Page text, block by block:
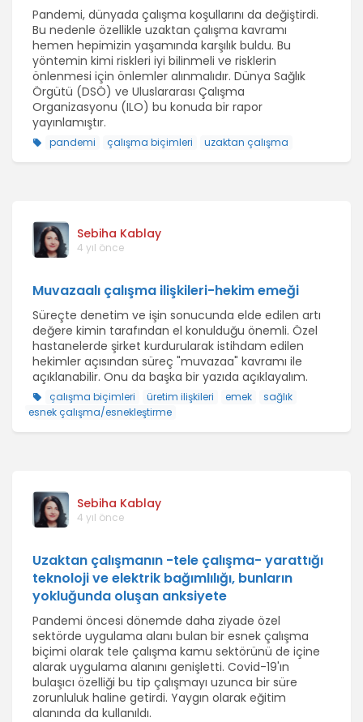
Pandemi, dünyada çalışma koşullarını da değiştirdi.
Bu nedenle özellikle uzaktan çalışma kavramı
hemen hepimizin yaşamında karşılık buldu. Bu
yöntemin kimi riskleri iyi bilinmeli ve risklerin
önlenmesi için önlemler alınmalıdır. Dünya Sağlık
Örgütü (DSÖ) ve Uluslararası Çalışma
Organizasyonu (ILO) bu konuda bir rapor
yayınlamıştır.
pandemi çalışma biçimleri uzaktan çalışma
Sebiha Kablay
4 yıl önce
Muvazaalı çalışma ilişkileri-hekim emeği
Süreçte denetim ve işin sonucunda elde edilen artı
değere kimin tarafından el konulduğu önemli. Özel
hastanelerde şirket kurdurularak istihdam edilen
hekimler açısından süreç "muvazaa" kavramı ile
açıklanabilir. Onu da başka bir yazıda açıklayalım.
çalışma biçimleri üretim ilişkileri emek
sağlık
esnek çalışma/esnekleştirme
Sebiha Kablay
4 yıl önce
Uzaktan çalışmanın -tele çalışma- yarattığı
teknoloji ve elektrik bağımlılığı, bunların
yokluğunda oluşan anksiyete
Pandemi öncesi dönemde daha ziyade özel
sektörde uygulama alanı bulan bir esnek çalışma
biçimi olarak tele çalışma kamu sektörünü de içine
alarak uygulama alanını genişletti. Covid-19'ın
bulaşıcı özelliği bu tip çalışmayı uzunca bir süre
zorunluluk haline getirdi. Yaygın olarak eğitim
alanında da kullanıldı.